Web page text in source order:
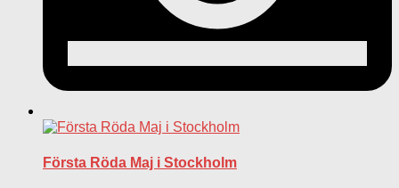
Första Röda Maj i Stockholm